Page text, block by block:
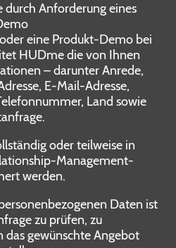
durch Anforderung eines
eine Produkt-Demo bei
HUDme die von Ihnen
– darunter Anrede,
E-Mail-Adresse,
Land sowie
oder teilweise in
Management-
werden.
Daten ist
zu prüfen, zu
gewünschte Angebot